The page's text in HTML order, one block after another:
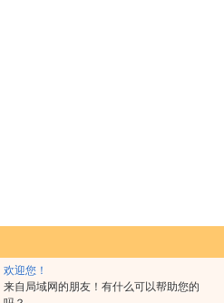
欢迎您！
来自局域网的朋友！有什么可以帮助您的